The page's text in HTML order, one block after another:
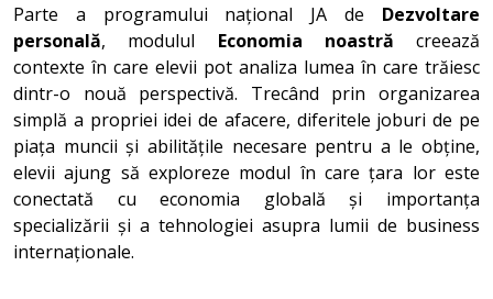
Parte a programului național JA de Dezvoltare
personală, modulul Economia noastră creează
contexte în care elevii pot analiza lumea în care trăiesc
dintr-o nouă perspectivă. Trecând prin organizarea
simplă a propriei idei de afacere, diferitele joburi de pe
piața muncii și abilitățile necesare pentru a le obține,
elevii ajung să exploreze modul în care țara lor este
conectată cu economia globală și importanța
specializării și a tehnologiei asupra lumii de business
internaționale.